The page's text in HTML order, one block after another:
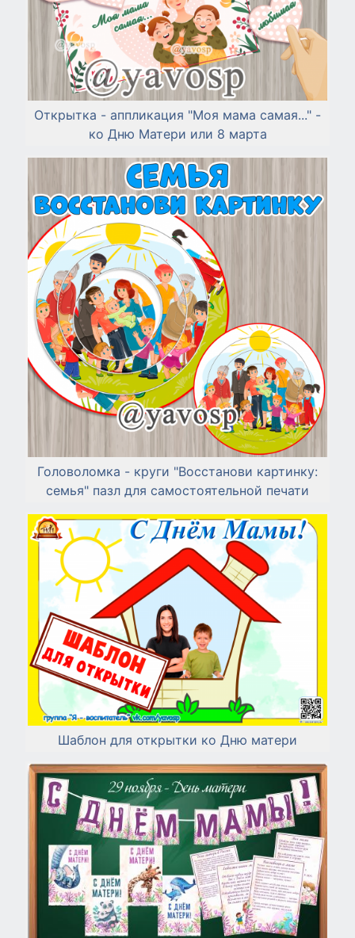
Открытка - аппликация "Моя мама самая..." -
ко Дню Матери или 8 марта
Головоломка - круги "Восстанови картинку:
семья" пазл для самостоятельной печати
Шаблон для открытки ко Дню матери